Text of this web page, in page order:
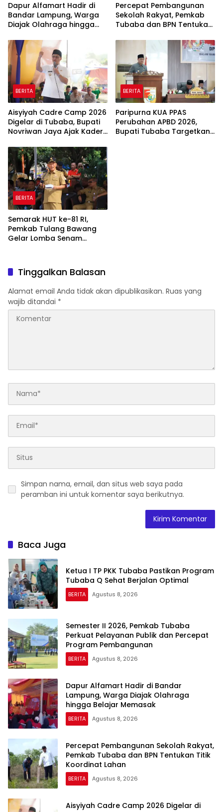
Dapur Alfamart Hadir di
Bandar Lampung, Warga
Diajak Olahraga hingga
Percepat Pembangunan
Sekolah Rakyat, Pemkab
Tubaba dan BPN Tentukan
BERITA
Aisyiyah Cadre Camp 2026
Digelar di Tubaba, Bupati
Novriwan Jaya Ajak Kader
Pembangunan
BERITA
Paripurna KUA PPAS
Perubahan APBD 2026,
Bupati Tubaba Targetkan
BERITA
Semarak HUT ke-81 RI,
Pemkab Tulang Bawang
Gelar Lomba Senam
Tinggalkan Balasan
Alamat email Anda tidak akan dipublikasikan. Ruas yang
wajib ditandai *
Simpan nama, email, dan situs web saya pada
peramban ini untuk komentar saya berikutnya.
Baca Juga
Ketua I TP PKK Tubaba Pastikan Program
Tubaba Q Sehat Berjalan Optimal
BERITA Agustus 8, 2026
Semester II 2026, Pemkab Tubaba
Perkuat Pelayanan Publik dan Percepat
Program Pembangunan
BERITA Agustus 8, 2026
Dapur Alfamart Hadir di Bandar
Lampung, Warga Diajak Olahraga
hingga Belajar Memasak
BERITA Agustus 8, 2026
Percepat Pembangunan Sekolah Rakyat,
Pemkab Tubaba dan BPN Tentukan Titik
Koordinat Lahan
BERITA Agustus 8, 2026
Aisyiyah Cadre Camp 2026 Digelar di